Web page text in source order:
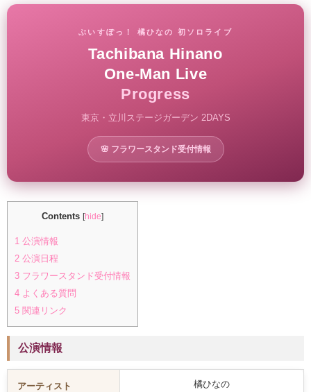
ぶいすぽっ！ 橘ひなの 初ソロライブ
Tachibana Hinano
One-Man Live
Progress
東京・立川ステージガーデン 2DAYS
🌸 フラワースタンド受付情報
Contents [hide]
1 公演情報
2 公演日程
3 フラワースタンド受付情報
4 よくある質問
5 関連リンク
公演情報
アーティスト 橘ひなの